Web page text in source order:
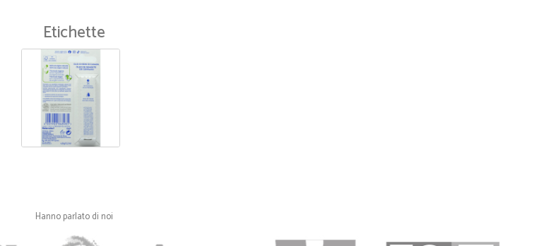
Spedizione veloce prodotto ottimo
Etichette
Hanno parlato di noi